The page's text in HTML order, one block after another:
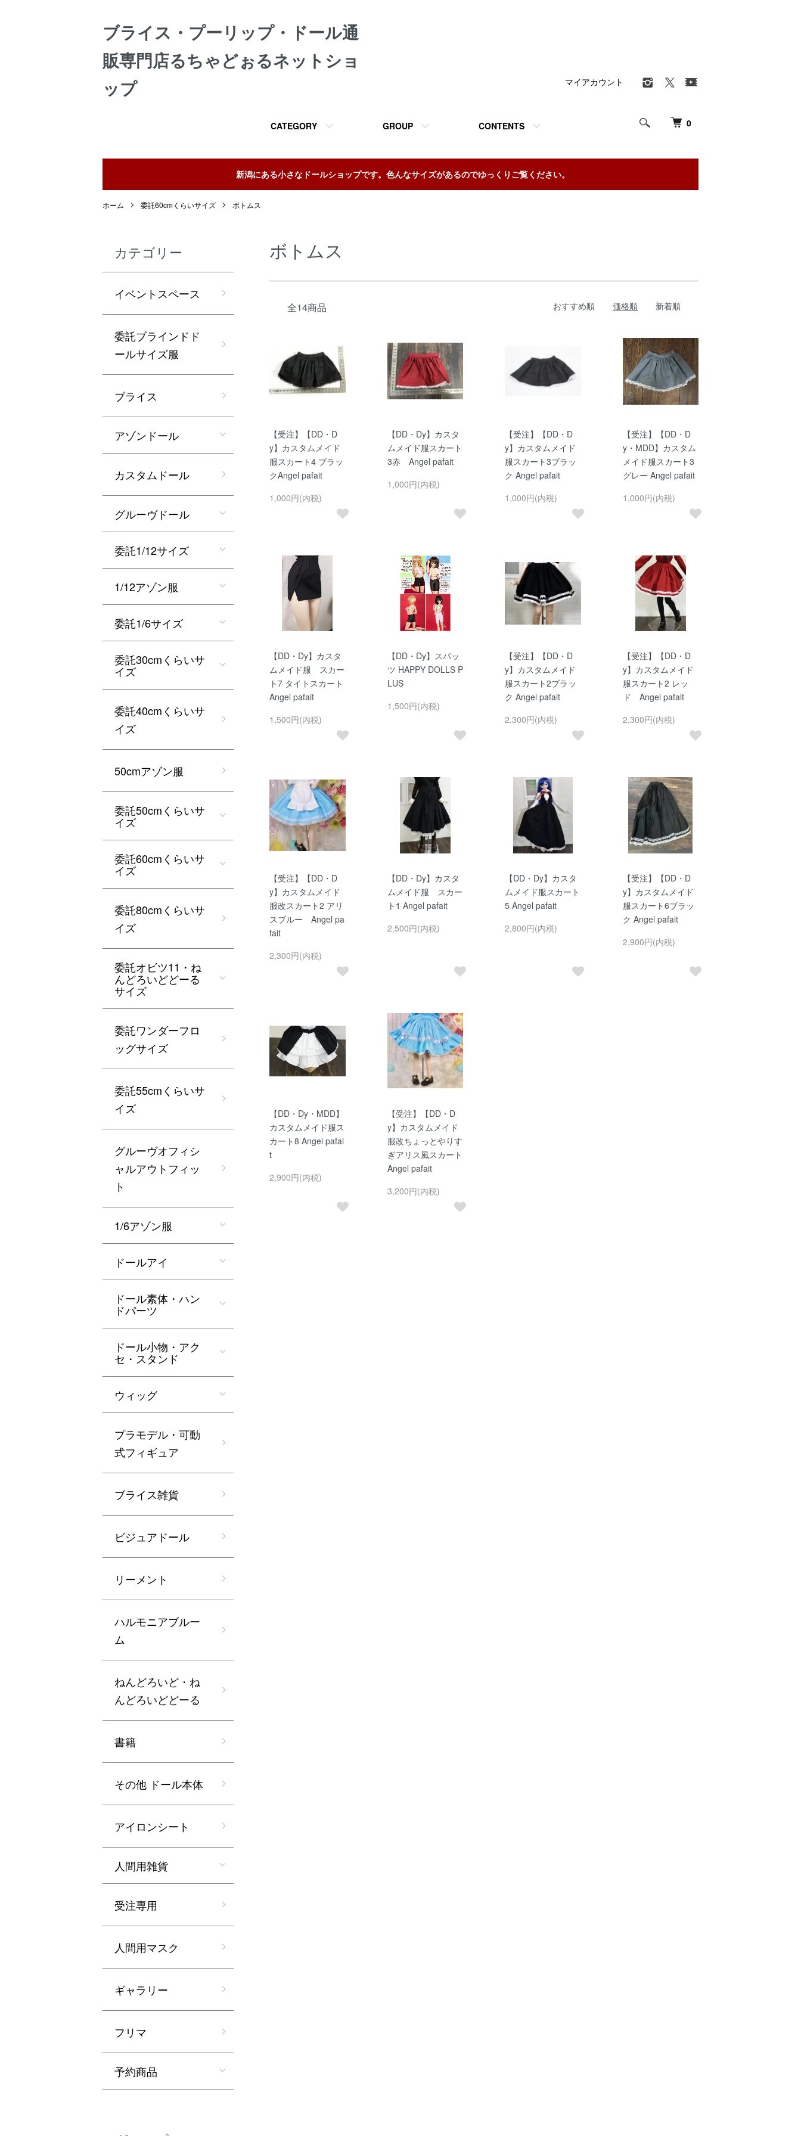
ブライス・プーリップ・ドール通
販専門店るちゃどぉるネットショ
ップ
0
CATEGORY GROUP CONTENTS
マイアカウント
新潟にある小さなドールショップです。色んなサイズがあるのでゆっくりご覧ください。
ホーム 委託60cmくらいサイズ ボトムス
ボトムス
全14商品 おすすめ順 価格順 新着順
【受注】【DD・D
y】カスタムメイド
服スカート4 ブラッ
クAngel pafait
1,000円(内税)
【DD・Dy】カスタ
ムメイド服スカート
3赤 Angel pafait
1,000円(内税)
【受注】【DD・D
y】カスタムメイド
服スカート3ブラッ
ク Angel pafait
1,000円(内税)
【受注】【DD・D
y・MDD】カスタム
メイド服スカート3
グレー Angel pafait
1,000円(内税)
【DD・Dy】カスタ
ムメイド服 スカー
ト7 タイトスカート
Angel pafait
1,500円(内税)
【DD・Dy】スパッ
ツ HAPPY DOLLS P
LUS
1,500円(内税)
【受注】【DD・D
y】カスタムメイド
服スカート2ブラッ
ク Angel pafait
2,300円(内税)
【受注】【DD・D
y】カスタムメイド
服スカート2 レッ
ド Angel pafait
2,300円(内税)
【受注】【DD・D
y】カスタムメイド
服改スカート2 アリ
スブルー Angel pa
fait
2,300円(内税)
【DD・Dy】カスタ
ムメイド服 スカー
ト1 Angel pafait
2,500円(内税)
【DD・Dy】カスタ
ムメイド服スカート
5 Angel pafait
2,800円(内税)
【受注】【DD・D
y】カスタムメイド
服スカート6ブラッ
ク Angel pafait
2,900円(内税)
【DD・Dy・MDD】
カスタムメイド服ス
カート8 Angel pafai
t
2,900円(内税)
【受注】【DD・D
y】カスタムメイド
服改ちょっとやりす
ぎアリス風スカート
Angel pafait
3,200円(内税)
カテゴリー
イベントスペース
委託ブラインドド
ールサイズ服
ブライス
アゾンドール
カスタムドール
グルーヴドール
委託1/12サイズ
1/12アゾン服
委託1/6サイズ
委託30cmくらいサ
イズ
委託40cmくらいサ
イズ
50cmアゾン服
委託50cmくらいサ
イズ
委託60cmくらいサ
イズ
委託80cmくらいサ
イズ
委託オビツ11・ね
んどろいどどーる
サイズ
委託ワンダーフロ
ッグサイズ
委託55cmくらいサ
イズ
グルーヴオフィシ
ャルアウトフィッ
ト
1/6アゾン服
ドールアイ
ドール素体・ハン
ドパーツ
ドール小物・アク
セ・スタンド
ウィッグ
プラモデル・可動
式フィギュア
ブライス雑貨
ビジュアドール
リーメント
ハルモニアブルー
ム
ねんどろいど・ね
んどろいどどーる
書籍
その他 ドール本体
アイロンシート
人間用雑貨
受注専用
人間用マスク
ギャラリー
フリマ
予約商品